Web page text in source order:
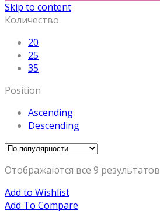
Skip to content
Количество
20
25
35
Position
Ascending
Descending
Отображаются все 9 результатов
Add to Wishlist
Add To Compare